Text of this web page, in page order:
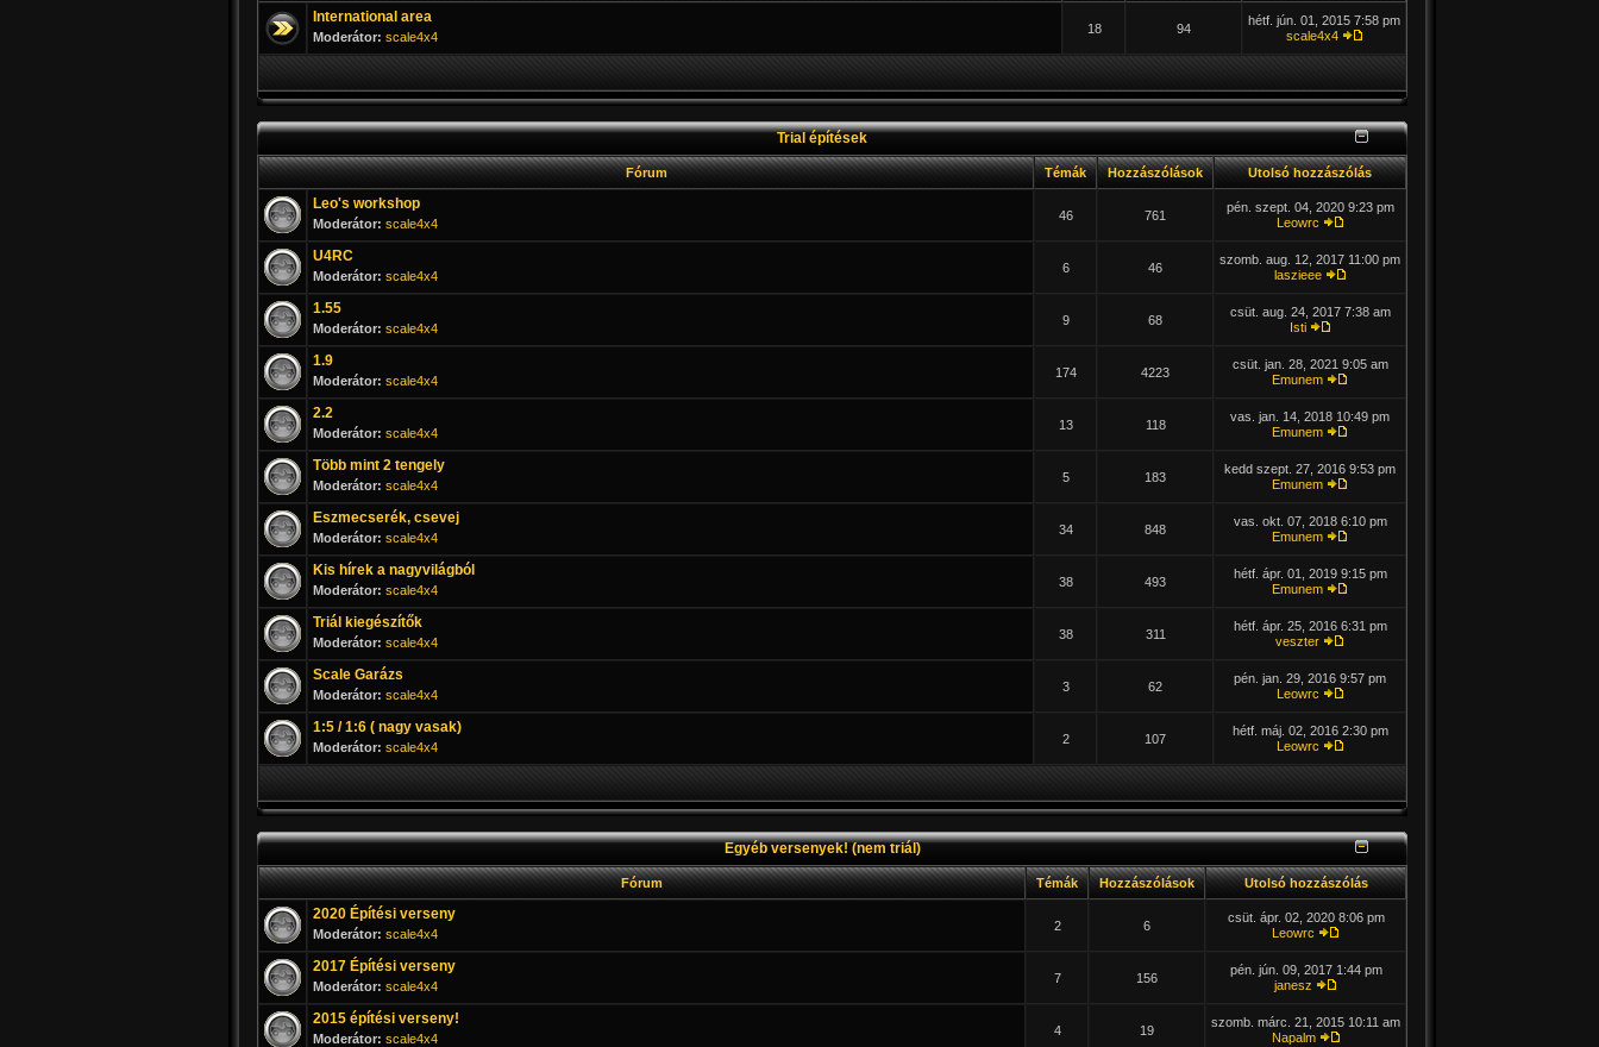
International area
Moderátor: scale4x4
18 94
hétf. jún. 01, 2015 7:58 pm
scale4x4
Trial építések
Fórum Témák Hozzászólások Utolsó hozzászólás
Leo's workshop
Moderátor: scale4x4
46 761
pén. szept. 04, 2020 9:23 pm
Leowrc
U4RC
Moderátor: scale4x4
6 46
szomb. aug. 12, 2017 11:00 pm
laszieee
1.55
Moderátor: scale4x4
9 68
csüt. aug. 24, 2017 7:38 am
Isti
1.9
Moderátor: scale4x4
174 4223
csüt. jan. 28, 2021 9:05 am
Emunem
2.2
Moderátor: scale4x4
13 118
vas. jan. 14, 2018 10:49 pm
Emunem
Több mint 2 tengely
Moderátor: scale4x4
5 183
kedd szept. 27, 2016 9:53 pm
Emunem
Eszmecserék, csevej
Moderátor: scale4x4
34 848
vas. okt. 07, 2018 6:10 pm
Emunem
Kis hírek a nagyvilágból
Moderátor: scale4x4
38 493
hétf. ápr. 01, 2019 9:15 pm
Emunem
Triál kiegészítők
Moderátor: scale4x4
38 311
hétf. ápr. 25, 2016 6:31 pm
veszter
Scale Garázs
Moderátor: scale4x4
3 62
pén. jan. 29, 2016 9:57 pm
Leowrc
1:5 / 1:6 ( nagy vasak)
Moderátor: scale4x4
2 107
hétf. máj. 02, 2016 2:30 pm
Leowrc
Egyéb versenyek! (nem triál)
Fórum Témák Hozzászólások Utolsó hozzászólás
2020 Építési verseny
Moderátor: scale4x4
2 6
csüt. ápr. 02, 2020 8:06 pm
Leowrc
2017 Építési verseny
Moderátor: scale4x4
7 156
pén. jún. 09, 2017 1:44 pm
janesz
2015 építési verseny!
Moderátor: scale4x4
4 19
szomb. márc. 21, 2015 10:11 am
Napalm